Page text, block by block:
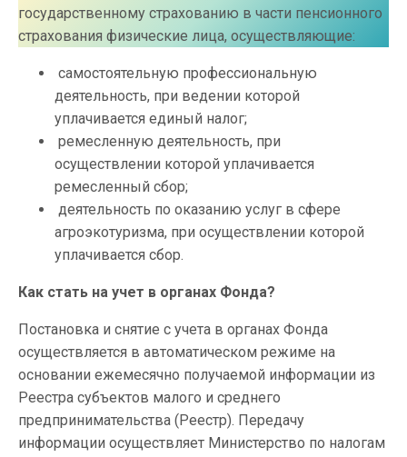
государственному страхованию в части пенсионного
страхования физические лица, осуществляющие:
самостоятельную профессиональную
деятельность, при ведении которой
уплачивается единый налог;
ремесленную деятельность, при
осуществлении которой уплачивается
ремесленный сбор;
деятельность по оказанию услуг в сфере
агроэкотуризма, при осуществлении которой
уплачивается сбор.
Как стать на учет в органах Фонда?
Постановка и снятие с учета в органах Фонда
осуществляется в автоматическом режиме на
основании ежемесячно получаемой информации из
Реестра субъектов малого и среднего
предпринимательства (Реестр). Передачу
информации осуществляет Министерство по налогам